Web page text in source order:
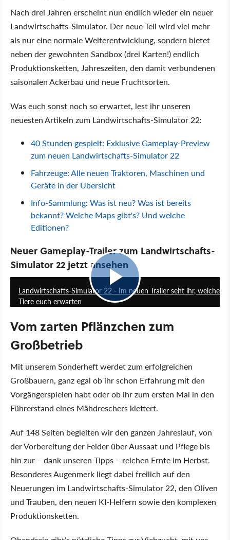
Nach drei Jahren erscheint nun endlich wieder ein neuer
Landwirtschafts-Simulator. Der neue Teil wird viel mehr
als nur eine normale Weiterentwicklung, sondern bietet
neben der gewohnten Sandbox (drei Karten!) endlich
Produktionsketten, Jahreszeiten, den damit verbundenen
saisonalen Ackerbau und neue Fruchtsorten.
Was euch sonst noch so erwartet, lest ihr unseren
neuesten Artikeln zum Landwirtschafts-Simulator 22:
40 Stunden gespielt: Exklusive Gameplay-Preview
zum neuen Landwirtschafts-Simulator 22
Fahrzeuge: Alle neuen Traktoren, Maschinen und
Geräte in der Übersicht
Info-Sammlung: Was ist neu? Was ist bereits
bekannt? Welche Maps gibt's? Und welche
Editionen?
Neuer Gameplay-Trailer zum Landwirtschafts-
Simulator 22 jetzt ansehen
Landwirtschafts-Simulator 22 - Im neuen Trailer seht ihr, welche
Tiere euch erwarten
Vom zarten Pflänzchen zum
Großbetrieb
Mit unserem Sonderheft werdet zum erfolgreichen
Großbauern, ganz egal ob ihr schon Erfahrung mit den
Vorgängerspielen habt oder ob ihr zum ersten Mal in den
Führerstand eines Mähdreschers klettert.
Auf 148 Seiten begleiten wir den ganzen Jahreslauf, von
der Vorbereitung der Felder über Aussaat und Pflege bis
hin zur – dank unseren Tipps – reichen Ernte im Herbst.
Besonderes Augenmerk liegt dabei freilich auf den
Neuerungen im Landwirtschafts-Simulator 22, den Oliven
und Trauben, den neuen KI-Helfern sowie den komplexen
Produktionsketten.